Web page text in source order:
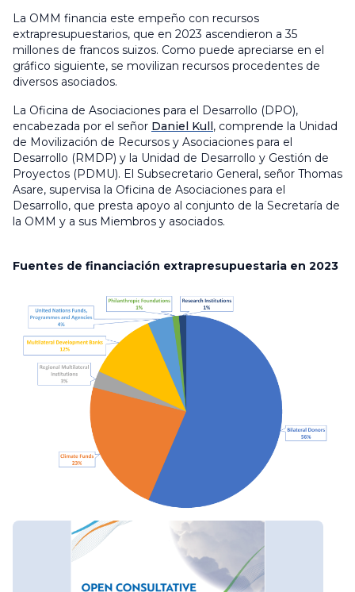
La OMM financia este empeño con recursos
extrapresupuestarios, que en 2023 ascendieron a 35
millones de francos suizos. Como puede apreciarse en el
gráfico siguiente, se movilizan recursos procedentes de
diversos asociados.
La Oficina de Asociaciones para el Desarrollo (DPO),
encabezada por el señor Daniel Kull, comprende la Unidad
de Movilización de Recursos y Asociaciones para el
Desarrollo (RMDP) y la Unidad de Desarrollo y Gestión de
Proyectos (PDMU). El Subsecretario General, señor Thomas
Asare, supervisa la Oficina de Asociaciones para el
Desarrollo, que presta apoyo al conjunto de la Secretaría de
la OMM y a sus Miembros y asociados.
Fuentes de financiación extrapresupuestaria en 2023